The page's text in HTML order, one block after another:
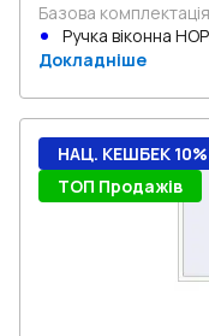
Базова комплектація
Ручка віконна
Докладніше
НАЦ. КЕШБЕК 10%
ТОП Продажів